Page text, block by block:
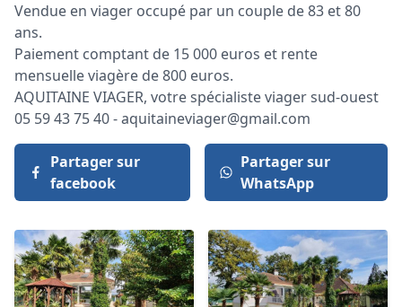
Vendue en viager occupé par un couple de 83 et 80
ans.
Paiement comptant de 15 000 euros et rente
mensuelle viagère de 800 euros.
AQUITAINE VIAGER, votre spécialiste viager sud-ouest
05 59 43 75 40 - aquitaineviager@gmail.com
Partager sur
facebook
Partager sur
WhatsApp